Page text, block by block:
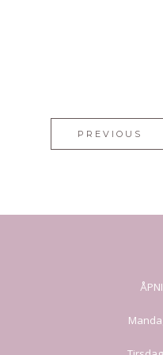
PREVIOUS